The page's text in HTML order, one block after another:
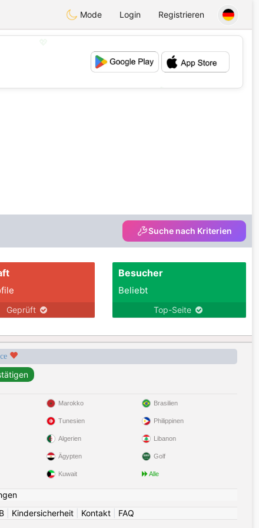
Mode Login Registrieren
💕
Suche nach Kriterien
Geprüft
Besucher
Beliebt
Top-Seite
Marokko
Tunesien
Algerien
Ägypten
Kuwait
Brasilien
Philippinen
Libanon
Golf
Alle
Kindersicherheit Kontakt FAQ